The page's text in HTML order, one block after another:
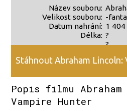
Název souboru:
Velikost souboru:
Datum nahrání:
Délka:
-
1 404
?
?
Stáhnout Abraham Lincoln:
kvalitě
Popis filmu
Vampire Hunter